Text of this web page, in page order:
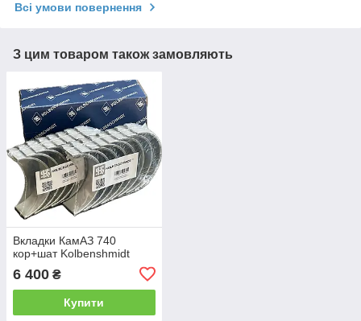
Всі умови повернення
З цим товаром також замовляють
Вкладки КамАЗ 740
кор+шат Kolbenshmidt
6 400 ₴
Купити